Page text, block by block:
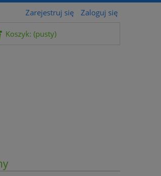
Zarejestruj się Zaloguj się
Koszyk: (pusty)